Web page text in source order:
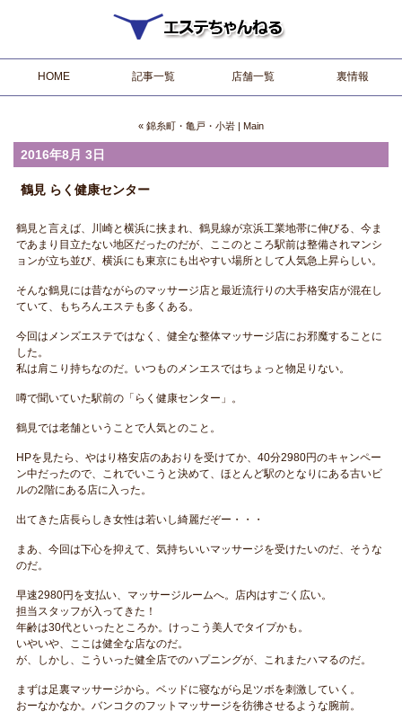
HOME 記事一覧 店舗一覧 裏情報
« 錦糸町・亀戸・小岩 | Main
2016年8月 3日
鶴見 らく健康センター
鶴見と言えば、川崎と横浜に挟まれ、鶴見線が京浜工業地帯に伸びる、今ま
であまり目立たない地区だったのだが、ここのところ駅前は整備されマンシ
ョンが立ち並び、横浜にも東京にも出やすい場所として人気急上昇らしい。
そんな鶴見には昔ながらのマッサージ店と最近流行りの大手格安店が混在し
ていて、もちろんエステも多くある。
今回はメンズエステではなく、健全な整体マッサージ店にお邪魔することに
した。
私は肩こり持ちなのだ。いつものメンエスではちょっと物足りない。
噂で聞いていた駅前の「らく健康センター」。
鶴見では老舗ということで人気とのこと。
HPを見たら、やはり格安店のあおりを受けてか、40分2980円のキャンペー
ン中だったので、これでいこうと決めて、ほとんど駅のとなりにある古いビ
ルの2階にある店に入った。
出てきた店長らしき女性は若いし綺麗だぞー・・・
まあ、今回は下心を抑えて、気持ちいいマッサージを受けたいのだ、そうな
のだ。
早速2980円を支払い、マッサージルームへ。店内はすごく広い。
担当スタッフが入ってきた！
年齢は30代といったところか。けっこう美人でタイプかも。
いやいや、ここは健全な店なのだ。
が、しかし、こういった健全店でのハプニングが、これまたハマるのだ。
まずは足裏マッサージから。ベッドに寝ながら足ツボを刺激していく。
おーなかなか。バンコクのフットマッサージを彷彿させるような腕前。